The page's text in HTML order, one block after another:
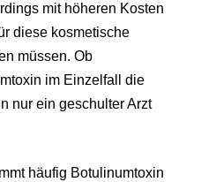
mit höheren Kosten
diese kosmetische
müssen. Ob
im Einzelfall die
nur ein geschulter Arzt
häufig Botulinumtoxin